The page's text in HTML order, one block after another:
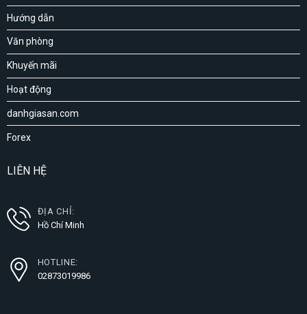
Hướng dẫn
Văn phòng
Khuyến mãi
Hoạt động
danhgiasan.com
Forex
LIÊN HỆ
ĐỊA CHỈ:
Hồ Chí Minh
HOTLINE:
02873019986